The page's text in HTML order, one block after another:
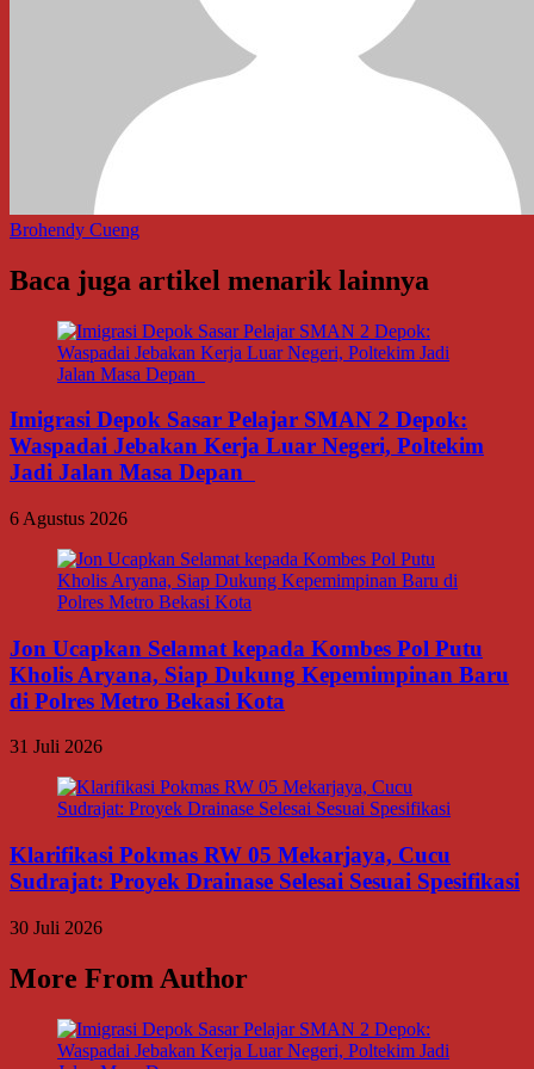
Brohendy Cueng
Baca juga artikel menarik lainnya
Imigrasi Depok Sasar Pelajar SMAN 2 Depok:
Waspadai Jebakan Kerja Luar Negeri, Poltekim
Jadi Jalan Masa Depan
6 Agustus 2026
Jon Ucapkan Selamat kepada Kombes Pol Putu
Kholis Aryana, Siap Dukung Kepemimpinan Baru
di Polres Metro Bekasi Kota
31 Juli 2026
Klarifikasi Pokmas RW 05 Mekarjaya, Cucu
Sudrajat: Proyek Drainase Selesai Sesuai Spesifikasi
30 Juli 2026
More From Author